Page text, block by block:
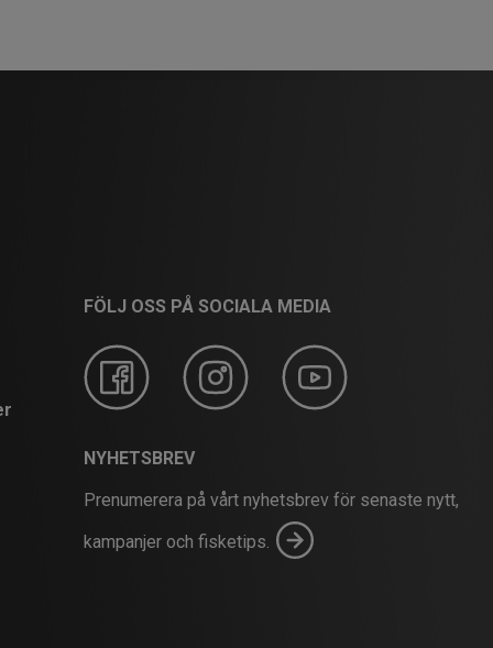
FÖLJ OSS PÅ SOCIALA MEDIA
NYHETSBREV
Prenumerera på vårt nyhetsbrev för senaste nytt,
kampanjer och fisketips.